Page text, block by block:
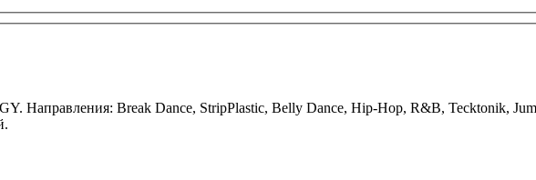
Направления: Break Dance, StripPlastic, Belly Dance, Hip-Hop, R&B, Tecktonik,